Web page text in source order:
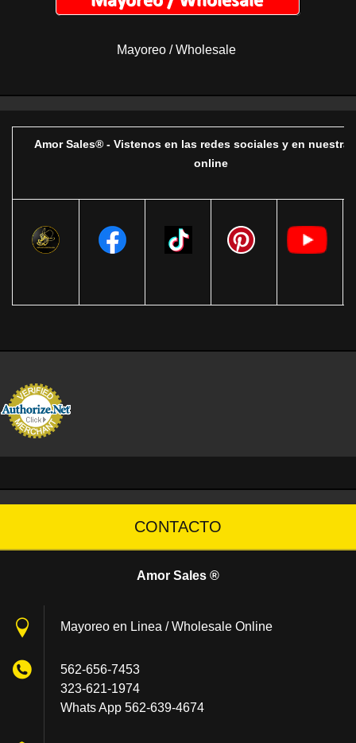
Mayoreo / Wholesale
Amor Sales® - Vistenos en las redes sociales y en nuestra
online
CONTACTO
Amor Sales ®
Mayoreo en Linea / Wholesale Online
562-656-7453
323-621-1974
Whats App 562-639-4674